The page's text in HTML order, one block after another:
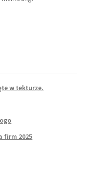
w tekturze.
firm 2025